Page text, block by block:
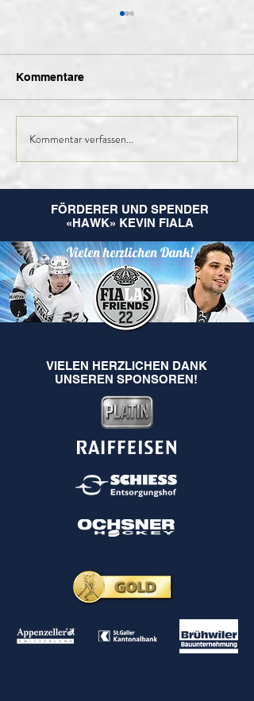
Finales Kader der 1.
Mannschaft für die
Kommentare
Kommentar verfassen...
FÖRDERER UND SPENDER
«HAWK» KEVIN FIALA
Vielen herzlichen Dank!
VIELEN HERZLICHEN DANK
UNSEREN SPONSOREN!